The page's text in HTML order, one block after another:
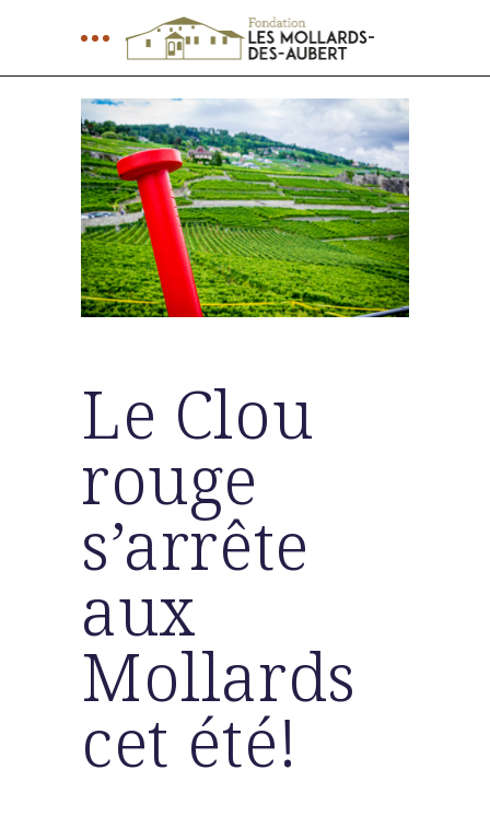
Le Clou
rouge
s’arrête
aux
Mollards
cet été!